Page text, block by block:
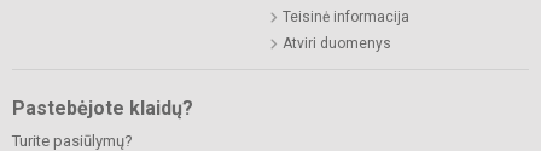
Teisinė informacija
Atviri duomenys
Pastebėjote klaidų?
Turite pasiūlymų?